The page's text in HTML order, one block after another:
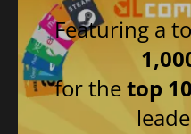
Featuring a
for thetop